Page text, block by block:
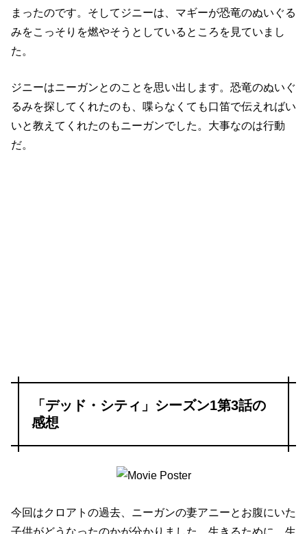
まったのです。そしてジニーは、マギーが恐竜のぬいぐる
みをこっそりを燃やそうとしているところを見ていまし
た。
ジニーはニーガンとのことを思い出します。恐竜のぬいぐ
るみを探してくれたのも、喋らなくても口笛で伝えればい
いと教えてくれたのもニーガンでした。大事なのは行動
だ。
「デッド・シティ」シーズン1第3話の
感想
今回はクロアトの過去、ニーガンの妻アニーとお腹にいた
子供がどうなったのかが分かりました。生きるために、生